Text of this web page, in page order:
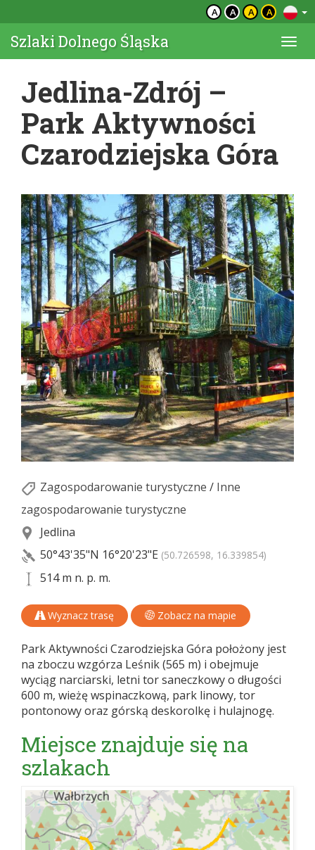
A A A A
Szlaki Dolnego Śląska
Jedlina-Zdrój –
Park Aktywności
Czarodziejska Góra
Zagospodarowanie turystyczne / Inne
zagospodarowanie turystyczne
Jedlina
50°43'35"N 16°20'23"E (50.726598, 16.339854)
514 m n. p. m.
Wyznacz trasę Zobacz na mapie
Park Aktywności Czarodziejska Góra położony jest
na zboczu wzgórza Leśnik (565 m) i obejmuje
wyciąg narciarski, letni tor saneczkowy o długości
600 m, wieżę wspinaczkową, park linowy, tor
pontonowy oraz górską deskorolkę i hulajnogę.
Miejsce znajduje się na
szlakach